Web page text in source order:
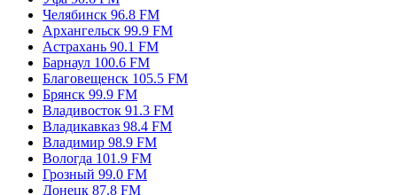
Челябинск 96.8 FM
Архангельск 99.9 FM
Астрахань 90.1 FM
Барнаул 100.6 FM
Благовещенск 105.5 FM
Брянск 99.9 FM
Владивосток 91.3 FM
Владикавказ 98.4 FM
Владимир 98.9 FM
Вологда 101.9 FM
Грозный 99.0 FM
Донецк 87.8 FM